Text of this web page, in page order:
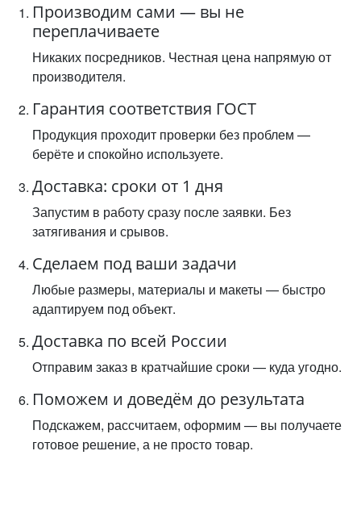
Производим сами — вы не
переплачиваете
Никаких посредников. Честная цена напрямую от
производителя.
Гарантия соответствия ГОСТ
Продукция проходит проверки без проблем —
берёте и спокойно используете.
Доставка: сроки от 1 дня
Запустим в работу сразу после заявки. Без
затягивания и срывов.
Сделаем под ваши задачи
Любые размеры, материалы и макеты — быстро
адаптируем под объект.
Доставка по всей России
Отправим заказ в кратчайшие сроки — куда угодно.
Поможем и доведём до результата
Подскажем, рассчитаем, оформим — вы получаете
готовое решение, а не просто товар.